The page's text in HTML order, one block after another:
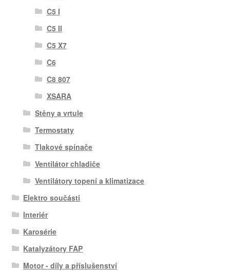
C5 I
C5 II
C5 X7
C6
C8 807
XSARA
Stěny a vrtule
Termostaty
Tlakové spínače
Ventilátor chladiče
Ventilátory topení a klimatizace
Elektro součásti
Interiér
Karosérie
Katalyzátory FAP
Motor - díly a příslušenství